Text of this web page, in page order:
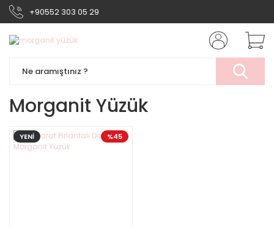
+90552 303 05 29
Morganit Yüzük
%45
YENİ